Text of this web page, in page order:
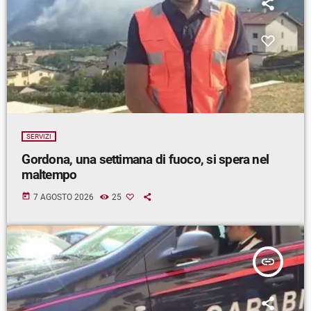
SERVIZI
Gordona, una settimana di fuoco, si spera nel
maltempo
today 7 AGOSTO 2026 25
insert_link